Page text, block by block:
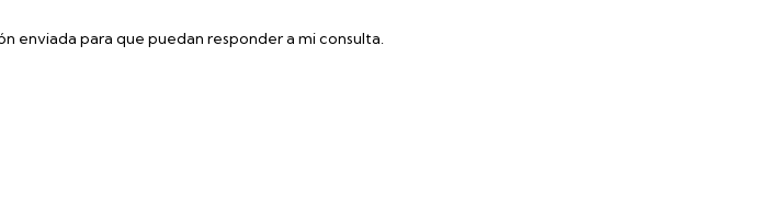
enviada para que puedan responder a mi consulta.